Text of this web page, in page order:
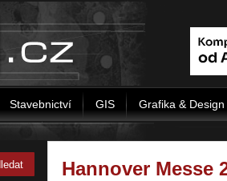
Stavebnictví GIS Grafika & Design
Hannover Messe